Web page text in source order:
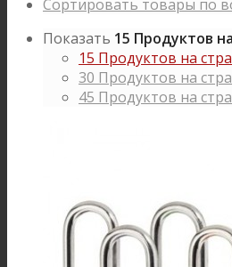
Сортировать товары по
Показать 15 Продуктов
15 Продуктов на
30 Продуктов на
45 Продуктов на